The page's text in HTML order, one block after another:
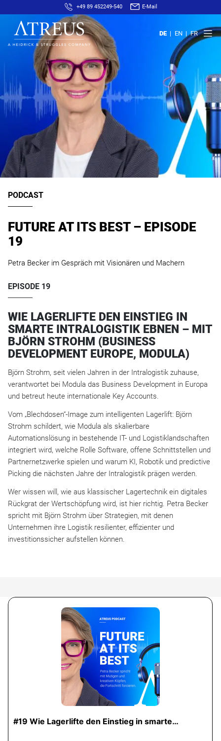
+49 89 452249-540 E-Mail
DE EN FR
PODCAST
FUTURE AT ITS BEST – EPISODE
19
Petra Becker im Gespräch mit Visionären und Machern
EPISODE 19
WIE LAGERLIFTE DEN EINSTIEG IN
SMARTE INTRALOGISTIK EBNEN – MIT
BJÖRN STROHM (BUSINESS
DEVELOPMENT EUROPE, MODULA)
Björn Strohm, seit vielen Jahren in der Intralogistik zuhause,
verantwortet bei Modula das Business Development in Europa
und betreut heute internationale Key Accounts.
Vom „Blechdosen“-Image zum intelligenten Lagerlift: Björn
Strohm schildert, wie Modula als skalierbare
Automationslösung in bestehende IT- und Logistiklandschaften
integriert wird, welche Rolle Software, offene Schnittstellen und
Partnernetzwerke spielen und warum KI, Robotik und predictive
Picking die nächsten Jahre der Intralogistik prägen werden.
Wer wissen will, wie aus klassischer Lagertechnik ein digitales
Rückgrat der Wertschöpfung wird, ist hier richtig. Petra Becker
spricht mit Björn Strohm über Strategien, mit denen
Unternehmen ihre Logistik resilienter, effizienter und
investitionssicher aufstellen können.